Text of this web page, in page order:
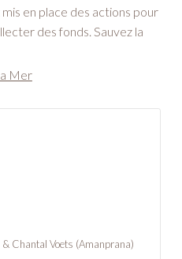
en place des actions pour
des fonds. Sauvez la
Mer
Chantal Voets (Amanprana)